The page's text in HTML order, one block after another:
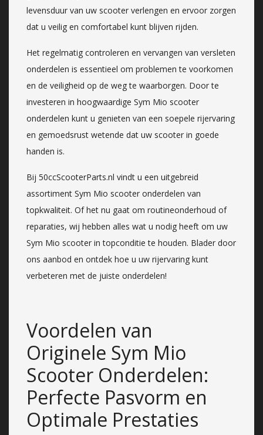
levensduur van uw scooter verlengen en ervoor zorgen
dat u veilig en comfortabel kunt blijven rijden.
Het regelmatig controleren en vervangen van versleten
onderdelen is essentieel om problemen te voorkomen
en de veiligheid op de weg te waarborgen. Door te
investeren in hoogwaardige Sym Mio scooter
onderdelen kunt u genieten van een soepele rijervaring
en gemoedsrust wetende dat uw scooter in goede
handen is.
Bij 50ccScooterParts.nl vindt u een uitgebreid
assortiment Sym Mio scooter onderdelen van
topkwaliteit. Of het nu gaat om routineonderhoud of
reparaties, wij hebben alles wat u nodig heeft om uw
Sym Mio scooter in topconditie te houden. Blader door
ons aanbod en ontdek hoe u uw rijervaring kunt
verbeteren met de juiste onderdelen!
Voordelen van
Originele Sym Mio
Scooter Onderdelen:
Perfecte Pasvorm en
Optimale Prestaties